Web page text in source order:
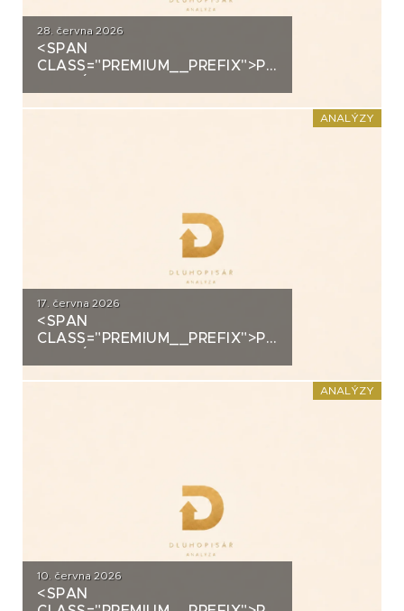
28. června 2026
<SPAN
CLASS="PREMIUM__PREFIX">PREMIUM</
ANALÝZY
17. června 2026
<SPAN
CLASS="PREMIUM__PREFIX">PREMIUM</
ANALÝZY
10. června 2026
<SPAN